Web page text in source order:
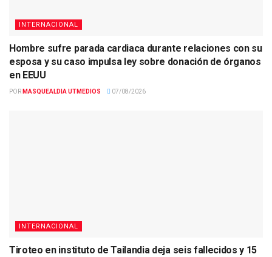
INTERNACIONAL
Hombre sufre parada cardiaca durante relaciones con su
esposa y su caso impulsa ley sobre donación de órganos
en EEUU
POR MASQUEALDIA UTMEDIOS 07/08/2026
INTERNACIONAL
Tiroteo en instituto de Tailandia deja seis fallecidos y 15